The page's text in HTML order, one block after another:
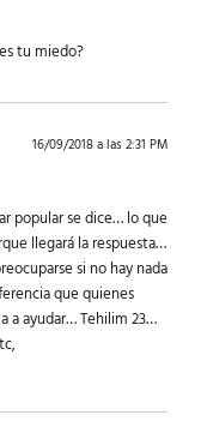
tu miedo?
16/09/2018 a las 2:31 PM
popular se dice… lo que
llegará la respuesta…
si no hay nada
que quienes
a ayudar… Tehilim 23…